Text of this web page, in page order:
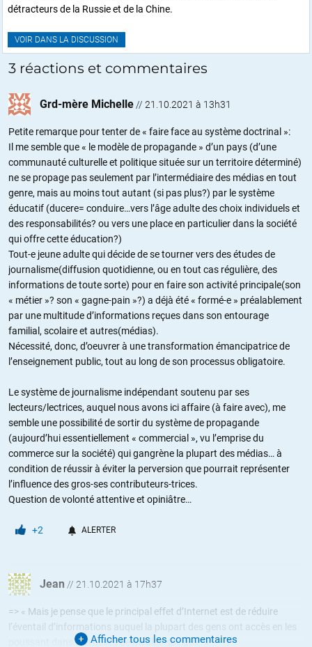
détracteurs de la Russie et de la Chine.
VOIR DANS LA DISCUSSION
3 réactions et commentaires
Grd-mère Michelle // 21.10.2021 à 13h31
Petite remarque pour tenter de « faire face au système doctrinal »:
Il me semble que « le modèle de propagande » d’un pays (d’une
communauté culturelle et politique située sur un territoire déterminé)
ne se propage pas seulement par l’intermédiaire des médias en tout
genre, mais au moins tout autant (si pas plus?) par le système
éducatif (ducere= conduire…vers l’âge adulte des choix individuels et
des responsabilités? ou vers une place en particulier dans la société
qui offre cette éducation?)
Tout-e jeune adulte qui décide de se tourner vers des études de
journalisme(diffusion quotidienne, ou en tout cas régulière, des
informations de toute sorte) pour en faire son activité principale(son
« métier »? son « gagne-pain »?) a déjà été « formé-e » préalablement
par une multitude d’informations reçues dans son entourage
familial, scolaire et autres(médias).
Nécessité, donc, d’oeuvrer à une transformation émancipatrice de
l’enseignement public, tout au long de son processus obligatoire.
Le système de journalisme indépendant soutenu par ses
lecteurs/lectrices, auquel nous avons ici affaire (à faire avec), me
semble une possibilité de sortir du système de propagande
(aujourd’hui essentiellement « commercial », vu l’emprise du
commerce sur la société) qui gangrène la plupart des médias… à
condition de réussir à éviter la perversion que pourrait représenter
l’influence des gros-ses contributeurs-trices.
Question de volonté attentive et opiniâtre…
+2 ALERTER
Jean // 21.10.2021 à 17h37
=> « Mais je pense que le principal effet d’Internet est de réduire
l’éventail d’informations auquel la plupart des gens ont accès en les
poussant dans des bulles de médias sociaux. »
Afficher tous les commentaires